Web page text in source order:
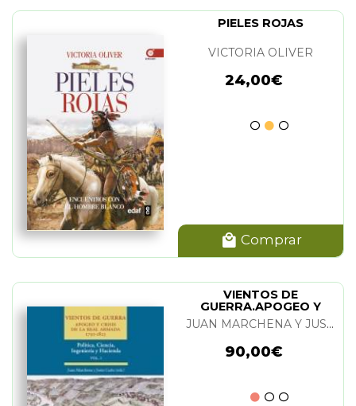
PIELES ROJAS
VICTORIA OLIVER
24,00€
Comprar
VIENTOS DE
GUERRA.APOGEO Y
CRISIS DE LA REAL
ARMADA(3-TOMOS) JUAN MARCHENA Y JUSTO CUÑO
90,00€